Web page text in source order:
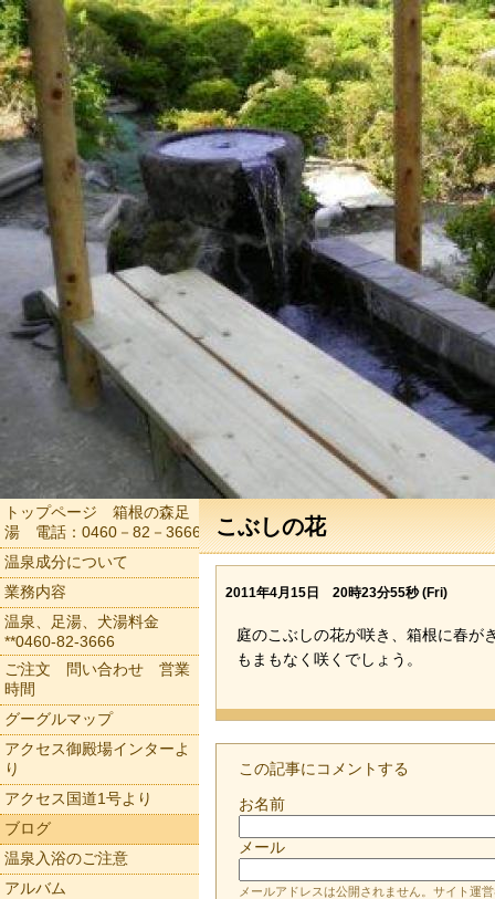
こぶしの花
2011年4月15日 20時23分55秒 (Fri)
庭のこぶしの花が咲き、箱根に春が
もまもなく咲くでしょう。
この記事にコメントする
お名前
メール
メールアドレスは公開されません。サイト運
トップページ 箱根の森足
湯 電話：0460－82－3666
温泉成分について
業務内容
温泉、足湯、犬湯料金
**0460-82-3666
ご注文 問い合わせ 営業
時間
グーグルマップ
アクセス御殿場インターよ
り
アクセス国道1号より
ブログ
温泉入浴のご注意
アルバム